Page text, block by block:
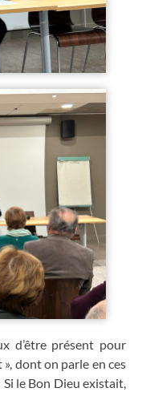
d’être présent pour
dont on parle en ces
le Bon Dieu existait,